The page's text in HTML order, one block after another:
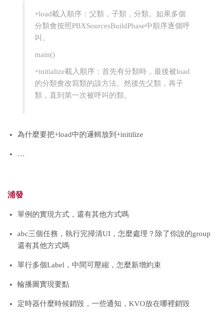
+load載入順序：父類，子類，分類。如果多個
分類會按照PBXSourcesBuildPhase中順序逐個呼
叫。
main()
+initialize載入順序：首先有分類時，最後被load
的分類會改寫類的該方法。然後先父類，再子
類，直到第一次被呼叫的類。
為什麼要把+load中的邏輯放到+initilize
…
浦發
單例的實現方式，還有其他方式嗎
abc三個任務，執行完掃清UI，怎麼處理？除了你說的group
還有其他方式嗎
單行多個Label，中間可壓縮，怎麼新增約束
輪播圖實現要點
定時器什麼時候銷毀，一些通知，KVO放在哪裡銷毀